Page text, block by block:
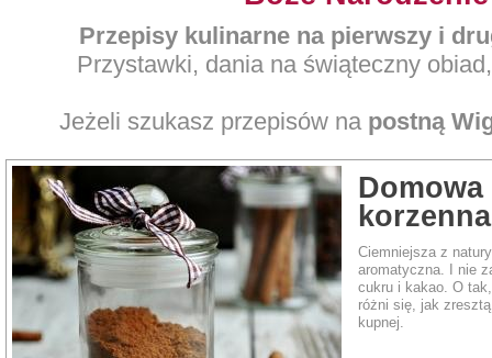
Przepisy kulinarne na pierwszy i
Przystawki, dania na świąteczny
Jeżeli szukasz przepisów na postną
Ciemniejsza z
aromatyczna. I nie
cukru i kakao. O
różni się, jak
kupnej.